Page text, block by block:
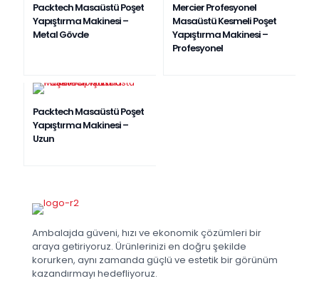
Packtech Masaüstü Poşet
Yapıştırma Makinesi –
Metal Gövde
Mercier Profesyonel
Masaüstü Kesmeli Poşet
Yapıştırma Makinesi –
Profesyonel
Packtech Masaüstü Poşet
Yapıştırma Makinesi –
Uzun
Ambalajda güveni, hızı ve ekonomik çözümleri bir
araya getiriyoruz. Ürünlerinizi en doğru şekilde
korurken, aynı zamanda güçlü ve estetik bir görünüm
kazandırmayı hedefliyoruz.